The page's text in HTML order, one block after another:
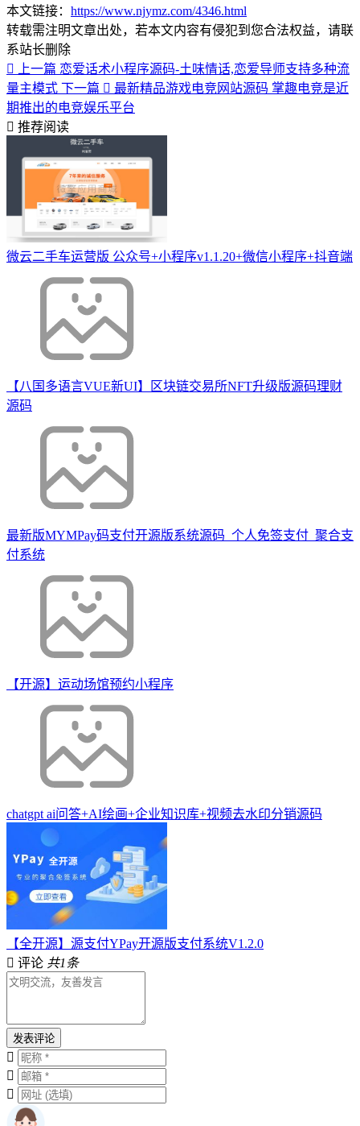
本文链接： https://www.njymz.com/4346.html
转载需注明文章出处，若本文内容有侵犯到您合法权益，请联
系站长删除
上一篇 恋爱话术小程序源码-土味情话,恋爱导师支持多种流
量主模式 下一篇
最新精品游戏电竞网站源码 掌趣电竞是近
期推出的电竞娱乐平台
推荐阅读
微云二手车运营版 公众号+小程序v1.1.20+微信小程序+抖音端
【八国多语言VUE新UI】区块链交易所NFT升级版源码理财
源码
最新版MYMPay码支付开源版系统源码_个人免签支付_聚合支
付系统
【开源】运动场馆预约小程序
chatgpt ai问答+AI绘画+企业知识库+视频去水印分销源码
【全开源】源支付YPay开源版支付系统V1.2.0
评论 共1条
发表评论